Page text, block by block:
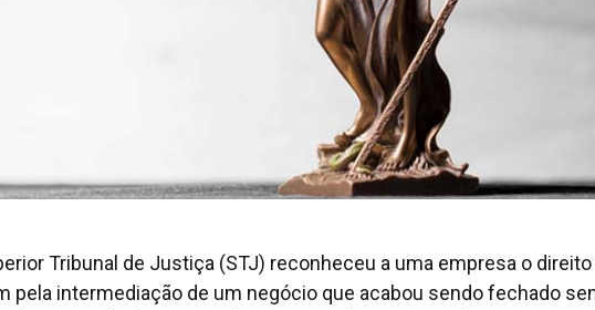
Tribunal de Justiça (STJ) reconheceu a uma empresa o
pela intermediação de um negócio que acabou sendo fechado